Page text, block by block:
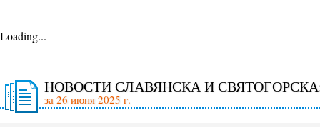
Loading...
НОВОСТИ СЛАВЯНСКА И
за 26 июня 2025 г.